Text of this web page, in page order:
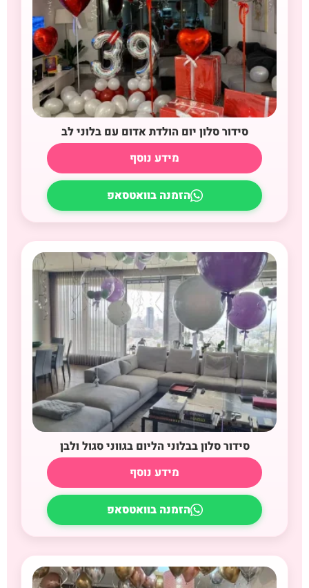
סידור סלון יום הולדת אדום עם בלוני לב
מידע נוסף
הזמנה בוואטסאפ
סידור סלון בבלוני הליום בגווני סגול ולבן
מידע נוסף
הזמנה בוואטסאפ